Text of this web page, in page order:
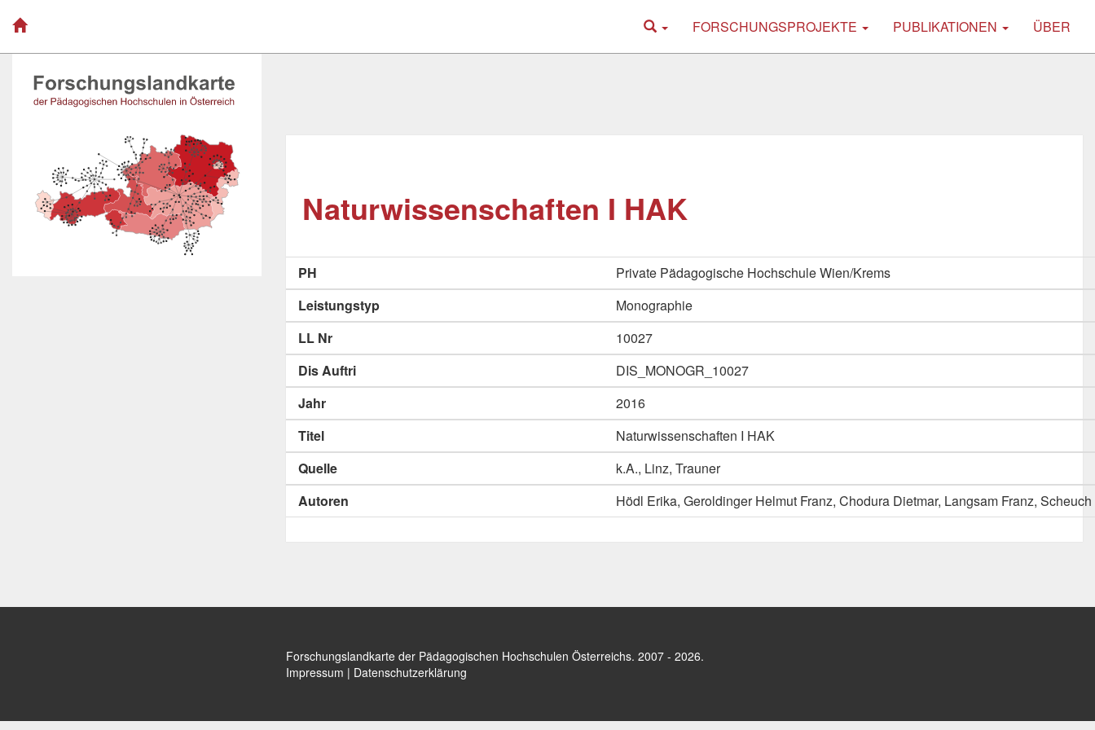
FORSCHUNGSPROJEKTE PUBLIKATIONEN ÜBER
Naturwissenschaften I HAK
PH
Private Pädagogische Hochschule Wien/Krems
Leistungstyp
Monographie
LL Nr
10027
Dis Auftri
DIS_MONOGR_10027
Jahr
2016
Titel
Naturwissenschaften I HAK
Quelle
k.A., Linz, Trauner
Autoren
Hödl Erika, Geroldinger Helmut Franz, Chodura Dietmar, Langsam Franz,
Forschungslandkarte der Pädagogischen Hochschulen Österreichs. 2007 - 2026.
Impressum | Datenschutzerklärung